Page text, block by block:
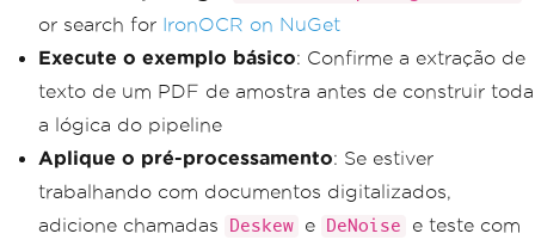
or search for IronOCR on NuGet
Execute o exemplo básico: Confirme a extração de
texto de um PDF de amostra antes de construir toda
a lógica do pipeline
Aplique o pré-processamento: Se estiver
trabalhando com documentos digitalizados,
adicione chamadas
Deskew e DeNoise
e teste com